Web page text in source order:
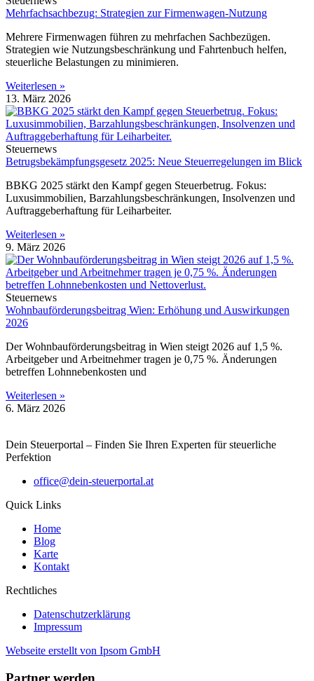
Mehrfachsachbezug: Strategien zur Firmenwagen-Nutzung
Mehrere Firmenwagen führen zu mehrfachen Sachbezügen.
Strategien wie Nutzungsbeschränkung und Fahrtenbuch helfen,
steuerliche Belastungen zu minimieren.
Weiterlesen »
13. März 2026
Steuernews
Betrugsbekämpfungsgesetz 2025: Neue Steuerregelungen im Blick
BBKG 2025 stärkt den Kampf gegen Steuerbetrug. Fokus:
Luxusimmobilien, Barzahlungsbeschränkungen, Insolvenzen und
Auftraggeberhaftung für Leiharbeiter.
Weiterlesen »
9. März 2026
Steuernews
Wohnbauförderungsbeitrag Wien: Erhöhung und Auswirkungen
2026
Der Wohnbauförderungsbeitrag in Wien steigt 2026 auf 1,5 %.
Arbeitgeber und Arbeitnehmer tragen je 0,75 %. Änderungen
betreffen Lohnnebenkosten und
Weiterlesen »
6. März 2026
Dein Steuerportal – Finden Sie Ihren Experten für steuerliche
Perfektion
office@dein-steuerportal.at
Quick Links
Home
Blog
Karte
Kontakt
Rechtliches
Datenschutzerklärung
Impressum
Webseite erstellt von Ipsom GmbH
Partner werden